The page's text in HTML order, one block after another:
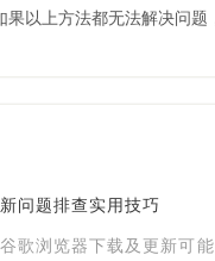
以上方法都无法解决问
问题排查实用技巧
谷歌浏览器下载及更新可